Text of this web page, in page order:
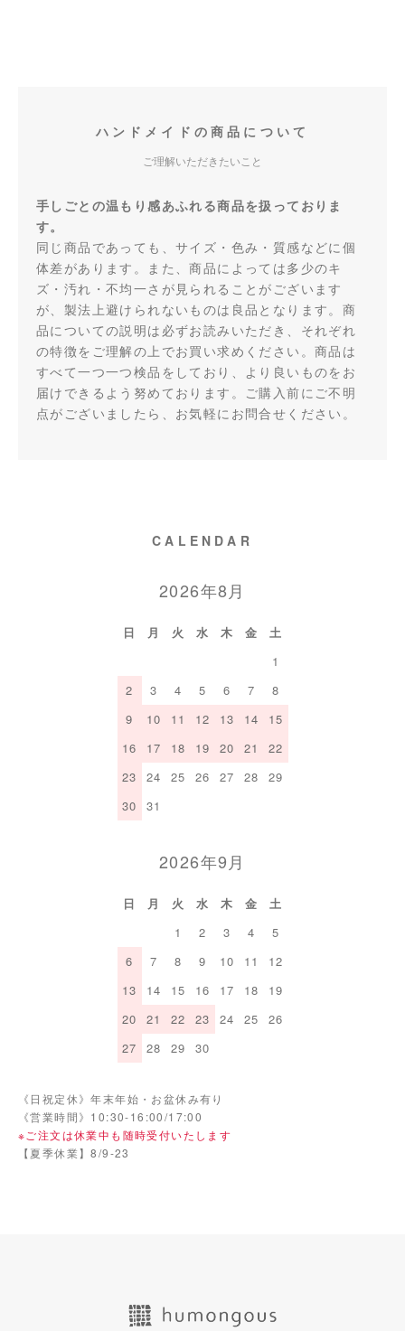
ハンドメイドの商品について
ご理解いただきたいこと
手しごとの温もり感あふれる商品を扱っておりま
す。
同じ商品であっても、サイズ・色み・質感などに個
体差があります。また、商品によっては多少のキ
ズ・汚れ・不均一さが見られることがございます
が、製法上避けられないものは良品となります。商
品についての説明は必ずお読みいただき、それぞれ
の特徴をご理解の上でお買い求めください。商品は
すべて一つ一つ検品をしており、より良いものをお
届けできるよう努めております。ご購入前にご不明
点がございましたら、お気軽にお問合せください。
CALENDAR
2026年8月
日 月 火 水 木 金
土
1
2
3 4 5 6 7
8
9
10 11 12 13 14
15
16
17 18 19 20 21
22
23
24 25 26 27 28
29
30
31
2026年9月
日 月 火 水 木 金
土
1
2 3 4
5
6
7 8 9 10 11
12
13
14 15 16 17 18
19
20
21 22 23 24 25
26
27
28 29 30
《日祝定休》年末年始・お盆休み有り
《営業時間》10:30-16:00/17:00
※ご注文は休業中も随時受付いたします
【夏季休業】8/9-23